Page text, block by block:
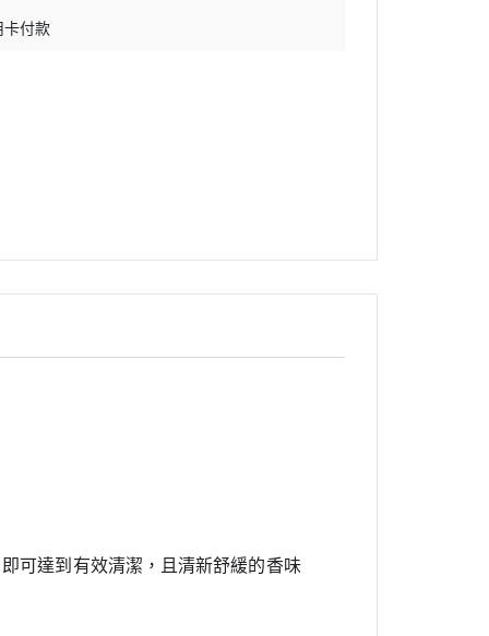
卡付款
可達到有效清潔，且清新舒緩的香味